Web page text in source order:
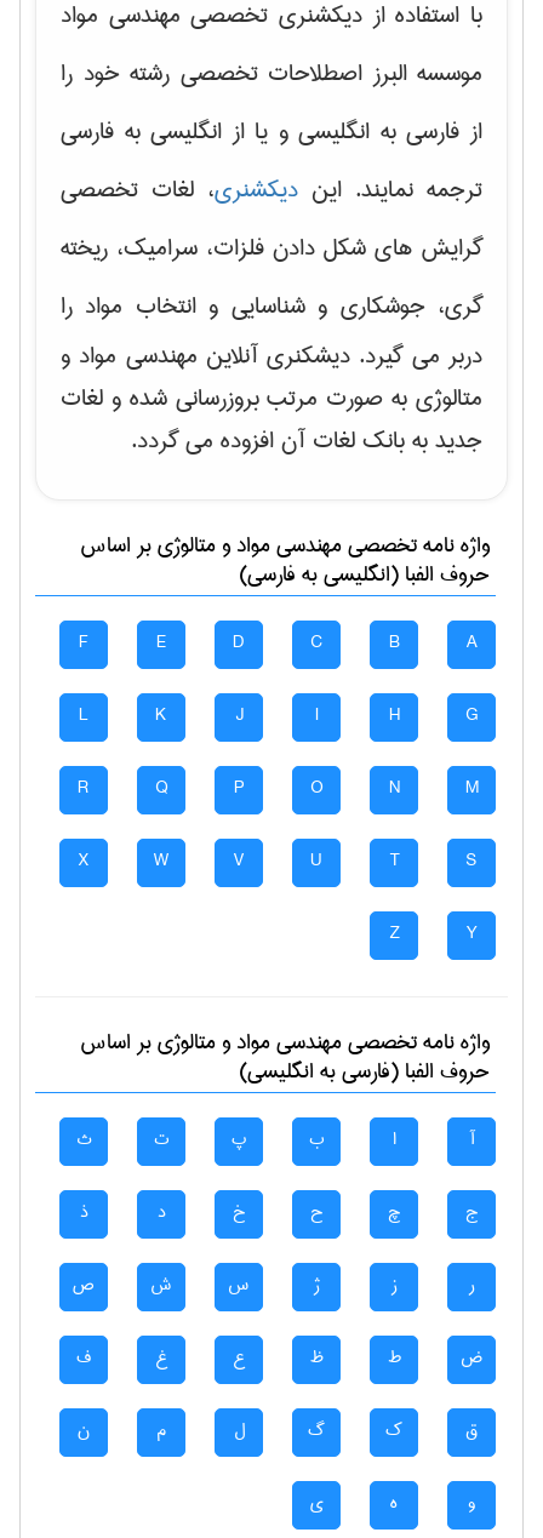
با استفاده از دیکشنری تخصصی مهندسی مواد
موسسه البرز اصطلاحات تخصصی رشته خود را
از فارسی به انگلیسی و یا از انگلیسی به فارسی
ترجمه نمایند. این دیکشنری، لغات تخصصی
گرایش های شکل دادن فلزات، سرامیک، ریخته
گری، جوشکاری و شناسایی و انتخاب مواد را
دربر می گیرد. دیشکنری آنلاین مهندسی مواد و
متالوژی به صورت مرتب بروزرسانی شده و لغات
جدید به بانک لغات آن افزوده می گردد.
واژه نامه تخصصیمهندسی مواد و متالوژیبر اساس
حروف الفبا (انگلیسی به فارسی)
A
B
C
D
E
F
G
H
I
J
K
L
M
N
O
P
Q
R
S
T
U
V
W
X
Y
Z
واژه نامه تخصصیمهندسی مواد و متالوژیبر اساس
حروف الفبا (فارسی به انگلیسی)
آ ا ب پ ت ث
ج چ ح خ د ذ
ر ز ژ س ش ص
ض ط ظ ع غ ف
ق ک گ ل م ن
و ه ی